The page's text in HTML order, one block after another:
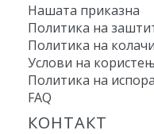
Нашата приказна
Политика на
Политика на
Услови на
Политика на
FAQ
КОНТАКТ